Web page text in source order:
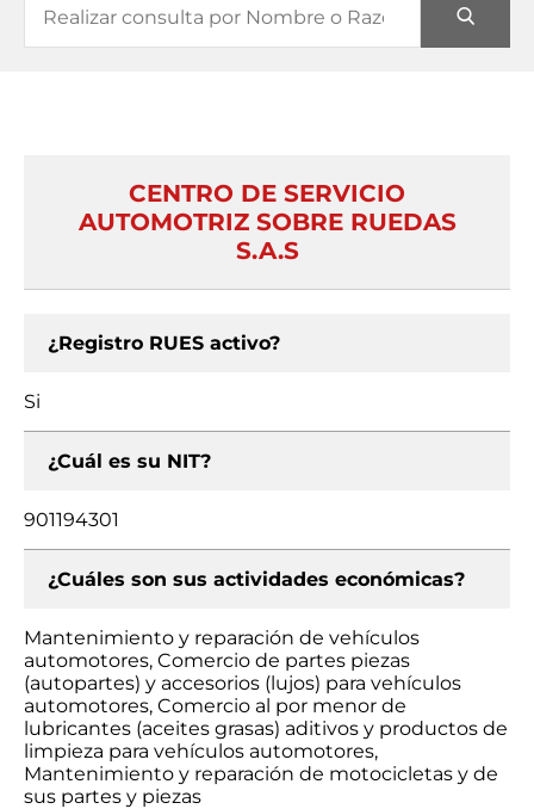
CENTRO DE SERVICIO
AUTOMOTRIZ SOBRE RUEDAS
S.A.S
¿Registro RUES activo?
Si
¿Cuál es su NIT?
901194301
¿Cuáles son sus actividades económicas?
Mantenimiento y reparación de vehículos
automotores, Comercio de partes piezas
(autopartes) y accesorios (lujos) para vehículos
automotores, Comercio al por menor de
lubricantes (aceites grasas) aditivos y productos de
limpieza para vehículos automotores,
Mantenimiento y reparación de motocicletas y de
sus partes y piezas